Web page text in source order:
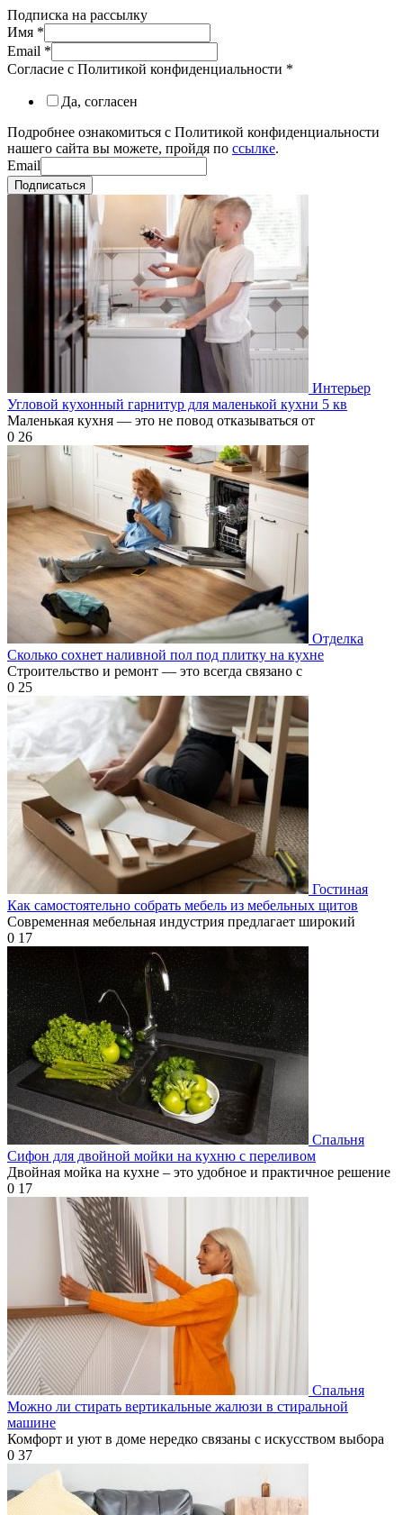
Подписка на рассылку
Имя *
Email *
Согласие с Политикой конфиденциальности *
Да, согласен
Подробнее ознакомиться с Политикой конфиденциальности
нашего сайта вы можете, пройдя по ссылке.
Email
Подписаться
Интерьер
Угловой кухонный гарнитур для маленькой кухни 5 кв
Маленькая кухня — это не повод отказываться от
0 26
Отделка
Сколько сохнет наливной пол под плитку на кухне
Строительство и ремонт — это всегда связано с
0 25
Гостиная
Как самостоятельно собрать мебель из мебельных щитов
Современная мебельная индустрия предлагает широкий
0 17
Спальня
Сифон для двойной мойки на кухню с переливом
Двойная мойка на кухне – это удобное и практичное решение
0 17
Спальня
Можно ли стирать вертикальные жалюзи в стиральной
машине
Комфорт и уют в доме нередко связаны с искусством выбора
0 37